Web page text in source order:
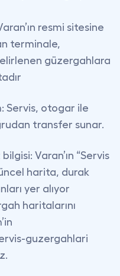
resmi sitesine
terminale,
güzergahlara
: Servis, otogar ile
transfer sunar.
bilgisi: Varan’ın “Servis
harita, durak
yer alıyor
haritalarını
guzergahlari